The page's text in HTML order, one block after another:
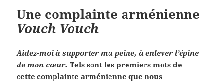
Une complainte arménienne
Vouch Vouch
Aidez-moi à supporter ma peine, à enlever l’épine
de mon cœur. Tels sont les premiers mots de
cette complainte arménienne que nous